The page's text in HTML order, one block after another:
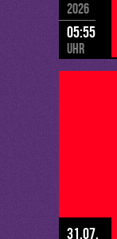
2026
05:55
Uhr
31.07.